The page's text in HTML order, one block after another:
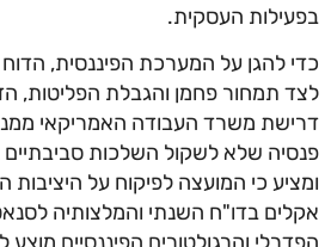
העסקית.
להגן על המערכת הפיננסית, הדוח
תמחור פחמן והגבלת הפליטות,
משרד העבודה האמריקאי
שלא לשקול השלכות סביבתיים
כי המועצה לפיקוח על היציבות
בדו"ח השנתי והמלצותיה לסנאט,